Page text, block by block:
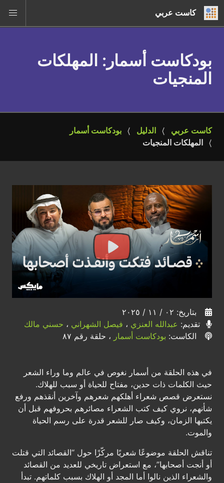
كاست عربي
بودكاست أسمار : المهلكات
المنجيات
كاست عربي الدليل
بودكاست أسمار
المهلكات المنجيات
بتاريخ: ٠٢ / ١١ / ٢٠٢٥
تقديم: عبدالله العنزي ، فيصل الشهراني ، حسني مالك
الكاست: بودكاست أسمار ، حلقة رقم ٨٧
في هذه الحلقة من أسمار نغوص في عالم وما وراء الشعر
حيث الكلمات ذات حدين، مفتاح للحياة أو سبب للهلاك.
نستعرض قصص شعراء أهلكهم شعرهم وآخرين أنقذهم ورفع
شأنهم، نروي كيف كتب الشعراء مصائرهم بحروفهم قبل أن
يكتبها الزمان، وكيف صار للشعر قدرة على رسم الحياة
والموت.
تناقش الحلقة موضوعًا شعريًا مركّزًا حول “القصائد التي قتلت
أو أنجت أصحابها”، مع استعراض تاريخي للعديد من القصائد
والشعراء الذين نالوا أما المجد أو الهلاك بسبب كلماتهم. تبدأ